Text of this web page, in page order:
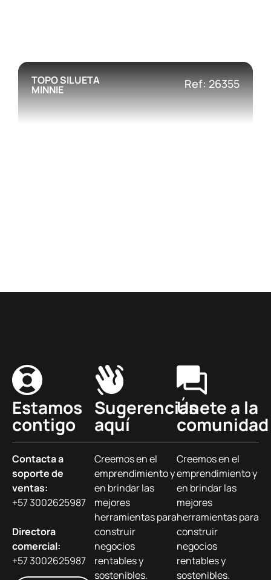
TOPO SILUETA
MINNIE Ref: 26355
Estamos
contigo
Contacta a
soporte de
ventas:
+57 3002625987
Directora
comercial:
+57 3002625987
Sugerencias
aquí
Creemos en el
emprendimiento y
en brindar las
mejores
herramientas para
construir
negocios
rentables y
sostenibles.
Únete a la
comunidad
Creemos en el
emprendimiento y
en brindar las
mejores
herramientas para
construir
negocios
rentables y
sostenibles.